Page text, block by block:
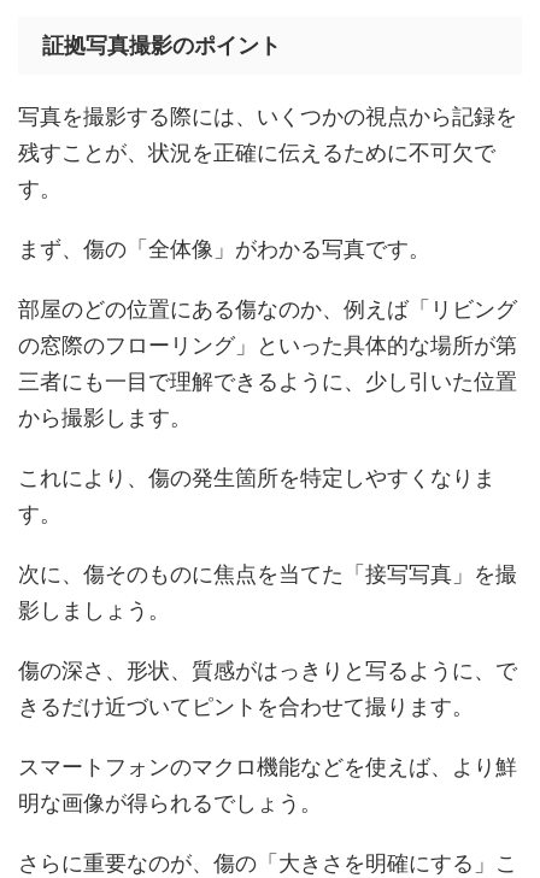
証拠写真撮影のポイント
写真を撮影する際には、いくつかの視点から記録を
残すことが、状況を正確に伝えるために不可欠で
す。
まず、傷の「全体像」がわかる写真です。
部屋のどの位置にある傷なのか、例えば「リビング
の窓際のフローリング」といった具体的な場所が第
三者にも一目で理解できるように、少し引いた位置
から撮影します。
これにより、傷の発生箇所を特定しやすくなりま
す。
次に、傷そのものに焦点を当てた「接写写真」を撮
影しましょう。
傷の深さ、形状、質感がはっきりと写るように、で
きるだけ近づいてピントを合わせて撮ります。
スマートフォンのマクロ機能などを使えば、より鮮
明な画像が得られるでしょう。
さらに重要なのが、傷の「大きさを明確にする」こ